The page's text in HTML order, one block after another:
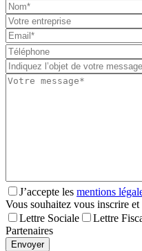
Please
leave
this
field
J’accepte les mentions
Vous souhaitez vous inscrire
Lettre Sociale
Lettre
Partenaires
Envoyer